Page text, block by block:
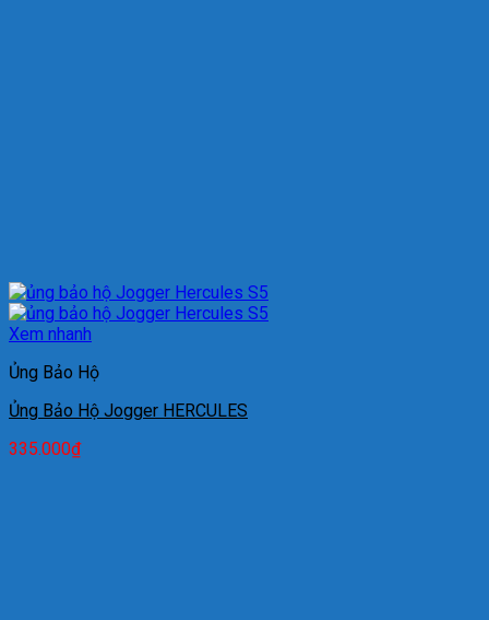
Xem nhanh
Ủng Bảo Hộ
Ủng Bảo Hộ Jogger HERCULES
335.000₫